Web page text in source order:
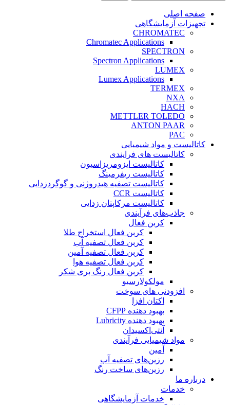
صفحه اصلی
تجهیزات آزمایشگاهی
CHROMATEC
Chromatec Applications
SPECTRON
Spectron Applications
LUMEX
Lumex Applications
TERMEX
NXA
HACH
METTLER TOLEDO
ANTON PAAR
PAC
کاتالیست و مواد شیمیایی
کاتالیست های فرایندی
کاتالیست ایزومریزاسیون
کاتالیست ریفرمینگ
کاتالیست تصفیه هیدروژنی و گوگردزدایی
کاتالیست CCR
کاتالیست مرکاپتان زدایی
جاذب‌های فرآیندی
کربن فعال
کربن فعال استخراج طلا
کربن فعال تصفیه آب
کربن فعال تصفیه آمین
کربن فعال تصفیه هوا
کربن فعال رنگ بری شکر
مولکولارسیو
افزودنی های سوخت
اکتان افزا
بهبود دهنده CFPP
بهبود دهنده Lubricity
آنتی‌اکسیدان
مواد شیمیایی فرآیندی
آمین
رزین‌های تصفیه آب
رزین‌های ساخت رنگ
درباره ما
خدمات
خدمات آزمایشگاهی